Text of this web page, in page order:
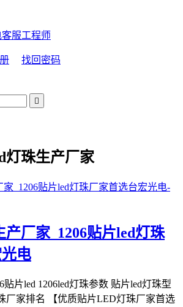
服工程师
找回密码

灯珠生产厂家
产厂家_1206贴片led灯珠
电
片led 1206led灯珠参数 贴片led灯珠型
厂家排名 【优质贴片LED灯珠厂家首选